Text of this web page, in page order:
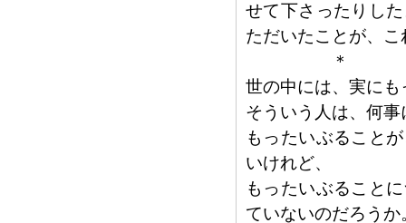
せて下さったりし
ただいたことが、
＊
世の中には、実に
そういう人は、何
もったいぶること
いけれど、
もったいぶること
ていないのだろうか